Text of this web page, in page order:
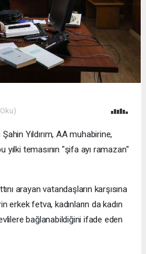
Yıldırım, AA muhabirine,
yılki temasının "şifa ayı ramazan"
arayan vatandaşların karşısına
erkek fetva, kadınların da kadın
bağlanabildiğini ifade eden